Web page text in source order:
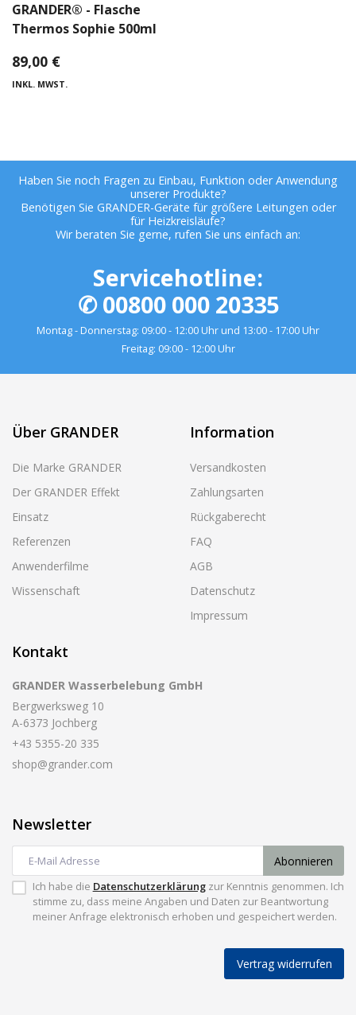
GRANDER® - Flasche
Thermos Sophie 500ml
89,00 €
INKL. MWST.
Haben Sie noch Fragen zu Einbau, Funktion oder Anwendung
unserer Produkte?
Benötigen Sie GRANDER-Geräte für größere Leitungen oder
für Heizkreisläufe?
Wir beraten Sie gerne, rufen Sie uns einfach an:
Servicehotline:
✆ 00800 000 20335
Montag - Donnerstag: 09:00 - 12:00 Uhr und 13:00 - 17:00 Uhr
Freitag: 09:00 - 12:00 Uhr
Über GRANDER
Die Marke GRANDER
Der GRANDER Effekt
Einsatz
Referenzen
Anwenderfilme
Wissenschaft
Information
Versandkosten
Zahlungsarten
Rückgaberecht
FAQ
AGB
Datenschutz
Impressum
Kontakt
GRANDER Wasserbelebung GmbH
Bergwerksweg 10
A-6373 Jochberg
+43 5355-20 335
shop@grander.com
Newsletter
Abonnieren
Ich habe die Datenschutzerklärungzur Kenntnis genommen. Ich
stimme zu, dass meine Angaben und Daten zur Beantwortung
meiner Anfrage elektronisch erhoben und gespeichert werden.
Vertrag widerrufen